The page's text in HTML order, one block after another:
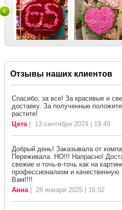
Отзывы наших клиентов
Спасибо, за все! За красивые и
доставку. За полученные
растите!
Цета| 13 сентября 2024 | 19:49
Добрый день! Заказывала от
Переживала. НО!!! Напрасно!
свежие и точь-в-точь как на
профессионализм и качественную
Вам!!!!
Анна| 28 января 2025 | 16:02